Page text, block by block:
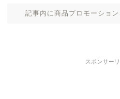
記事内に商品プロモーショ
スポンサー